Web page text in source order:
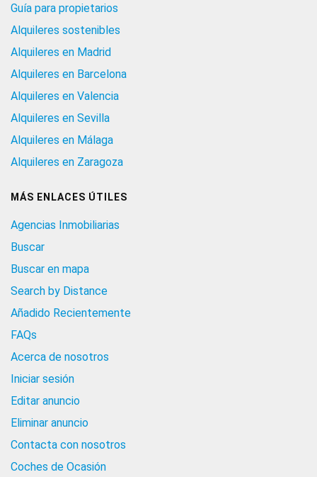
Guía para propietarios
Alquileres sostenibles
Alquileres en Madrid
Alquileres en Barcelona
Alquileres en Valencia
Alquileres en Sevilla
Alquileres en Málaga
Alquileres en Zaragoza
MÁS ENLACES ÚTILES
Agencias Inmobiliarias
Buscar
Buscar en mapa
Search by Distance
Añadido Recientemente
FAQs
Acerca de nosotros
Iniciar sesión
Editar anuncio
Eliminar anuncio
Contacta con nosotros
Coches de Ocasión